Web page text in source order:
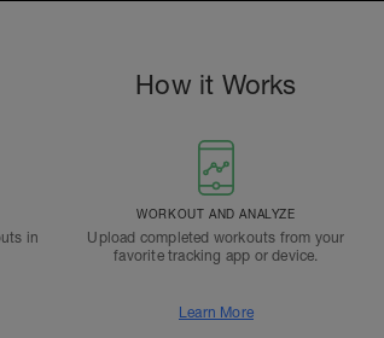
How it Works
in
WORKOUT AND ANALYZE
Upload completed workouts from your
favorite tracking app or device.
Learn More